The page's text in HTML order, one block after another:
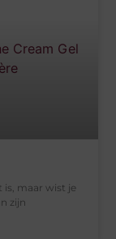
is, maar wist je
zijn